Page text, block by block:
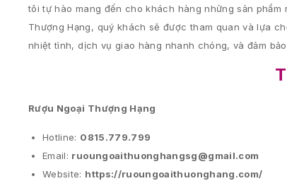
tôi tự hào mang đến cho khách hàng những sản
Thượng Hạng, quý khách sẽ được tham quan và lựa
nhiệt tình, dịch vụ giao hàng nhanh chóng, và đảm
Rượu Ngoại Thượng Hạng
Hotline: 0815.779.799
Email: ruoungoaithuonghangsg@gmail.com
Website: https://ruoungoaithuonghang.com/